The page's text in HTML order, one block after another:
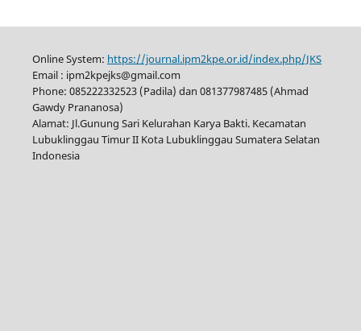
Online System: https://journal.ipm2kpe.or.id/index.php/JKS
Email : ipm2kpejks@gmail.com
Phone: 085222332523 (Padila) dan 081377987485 (Ahmad
Gawdy Prananosa)
Alamat: Jl.Gunung Sari Kelurahan Karya Bakti. Kecamatan
Lubuklinggau Timur II Kota Lubuklinggau Sumatera Selatan
Indonesia